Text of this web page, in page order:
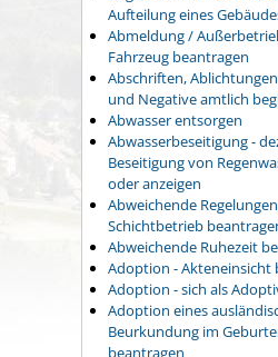
Aufteilung eines
Abmeldung /
Fahrzeug beantragen
Abschriften,
und Negative amtlich
Abwasser entsorgen
Abwasserbeseitigung -
Beseitigung von
oder anzeigen
Abweichende
Schichtbetrieb
Abweichende Ruhezeit
Adoption - Akteneinsicht
Adoption - sich als
Adoption eines
Beurkundung im
beantragen